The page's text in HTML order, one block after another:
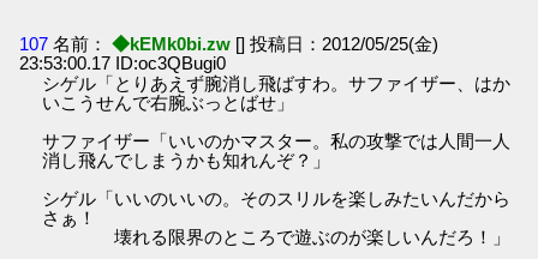
107 名前： ◆kEMk0bi.zw [] 投稿日：2012/05/25(金)
23:53:00.17 ID:oc3QBugi0
シゲル「とりあえず腕消し飛ばすわ。サファイザー、はか
いこうせんで右腕ぶっとばせ」
サファイザー「いいのかマスター。私の攻撃では人間一人
消し飛んでしまうかも知れんぞ？」
シゲル「いいのいいの。そのスリルを楽しみたいんだから
さぁ！
壊れる限界のところで遊ぶのが楽しいんだろ！」